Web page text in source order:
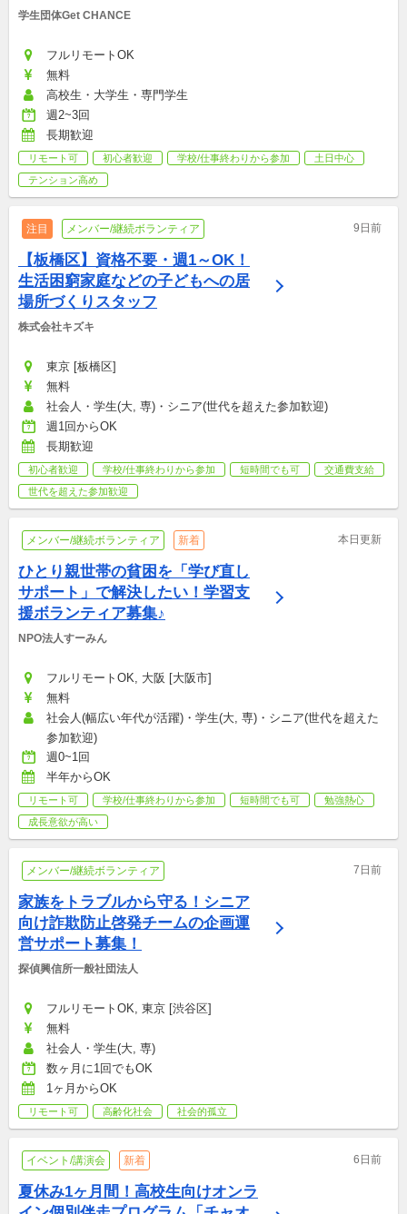
学生団体Get CHANCE
フルリモートOK
無料
高校生・大学生・専門学生
週2~3回
長期歓迎
リモート可 初心者歓迎 学校/仕事終わりから参加
土日中心
テンション高め
注目 メンバー/継続ボランティア 9日前
【板橋区】資格不要・週1～OK！
生活困窮家庭などの子どもへの居
場所づくりスタッフ
株式会社キズキ
東京 [板橋区]
無料
社会人・学生(大, 専)・シニア(世代を超えた参加歓迎)
週1回からOK
長期歓迎
初心者歓迎 学校/仕事終わりから参加 短時間でも可
交通費支給
世代を超えた参加歓迎
メンバー/継続ボランティア 新着 本日更新
ひとり親世帯の貧困を「学び直し
サポート」で解決したい！学習支
援ボランティア募集♪
NPO法人すーみん
フルリモートOK, 大阪 [大阪市]
無料
社会人(幅広い年代が活躍)・学生(大, 専)・シニア(世代を超えた
参加歓迎)
週0~1回
半年からOK
リモート可 学校/仕事終わりから参加 短時間でも可
勉強熱心
成長意欲が高い
メンバー/継続ボランティア 7日前
家族をトラブルから守る！シニア
向け詐欺防止啓発チームの企画運
営サポート募集！
探偵興信所一般社団法人
フルリモートOK, 東京 [渋谷区]
無料
社会人・学生(大, 専)
数ヶ月に1回でもOK
1ヶ月からOK
リモート可 高齢化社会 社会的孤立
イベント/講演会 新着 6日前
夏休み1ヶ月間！高校生向けオンラ